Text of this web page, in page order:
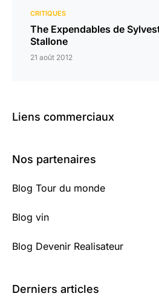
CRITIQUES
The Expendables de
Stallone
21 août 2012
Liens commerciaux
Nos partenaires
Blog Tour du monde
Blog vin
Blog Devenir Realisateur
Derniers articles